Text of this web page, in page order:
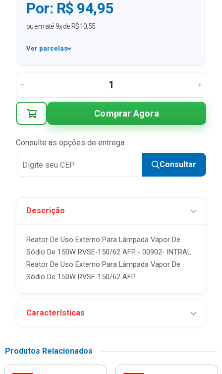
Por: R$ 94,95
ou em até 9x de R$ 10,55
Ver parcelas
1x R$ 94,95
3x R$ 31,65 sem juros
4x R$ 23,74 sem juros
5x
7x R$ 13,56 sem juros
9x
Comprar Agora
Consulte as opções de entrega
Consultar
Descrição
Reator De Uso Externo Para Lâmpada Vapor De
Sódio De 150W RVSE-150/62 AFP - 00902- INTRAL
Reator De Uso Externo Para Lâmpada Vapor De
Sódio De 150W RVSE-150/62 AFP
Características
Produtos Relacionados